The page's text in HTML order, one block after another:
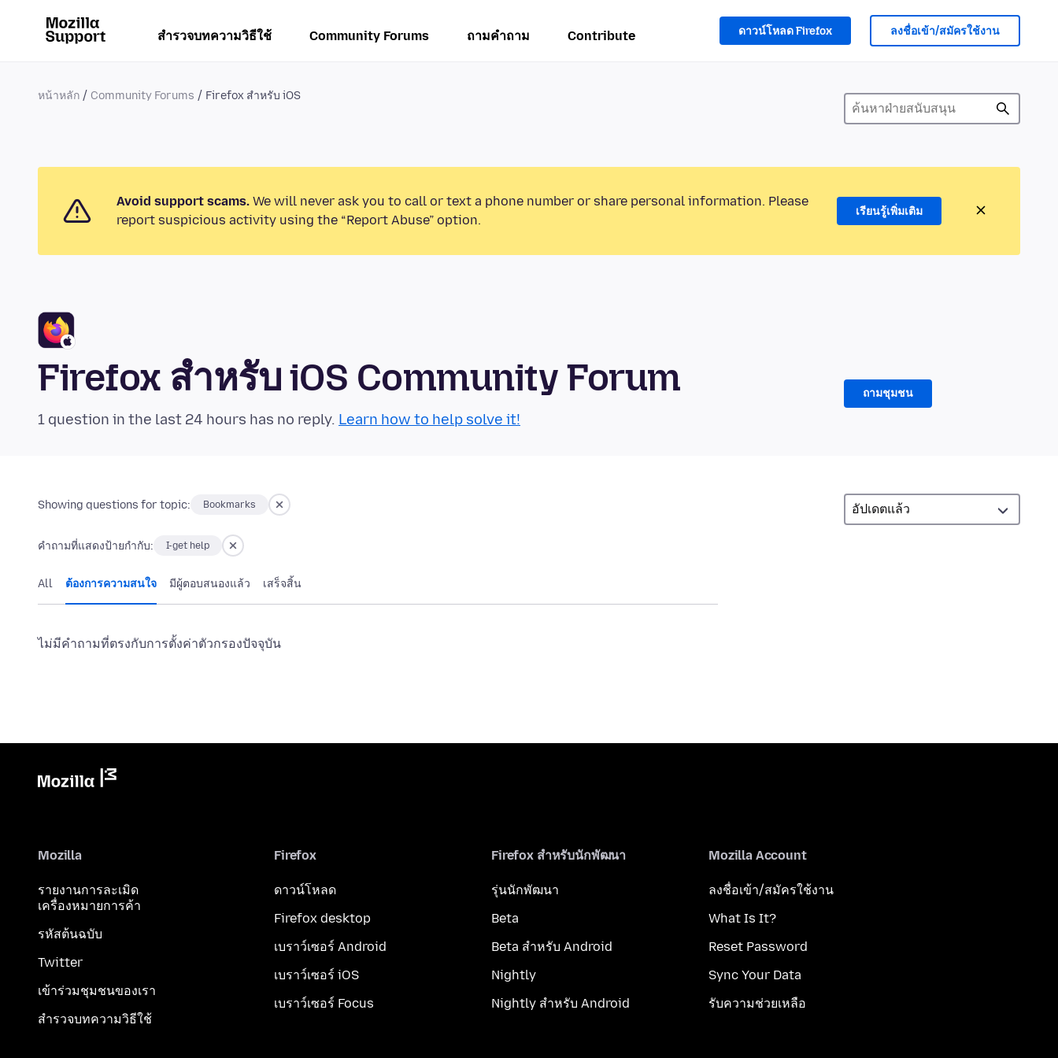
สำรวจบทความวิธีใช้ Community Forums ถามคำถาม Contribute ดาวน์โหลด Firefox ลงชื่อเข้า/สมัครใช้งาน
หน้าหลัก Community Forums Firefox สำหรับ iOS
Avoid support scams. We will never ask you to call or text a phone number or share personal information. Please
report suspicious activity using the “Report Abuse” option.
เรียนรู้เพิ่มเติม
Firefox สำหรับ iOS Community Forum
1 question in the last 24 hours has no reply. Learn how to help solve it!
ถามชุมชน
Showing questions for topic: Bookmarks
คำถามที่แสดงป้ายกำกับ: I-get help
All ต้องการความสนใจ มีผู้ตอบสนองแล้ว เสร็จสิ้น
ไม่มีคำถามที่ตรงกับการตั้งค่าตัวกรองปัจจุบัน
Mozilla
รายงานการละเมิด
เครื่องหมายการค้า
รหัสต้นฉบับ
Twitter
เข้าร่วมชุมชนของเรา
สำรวจบทความวิธีใช้
Firefox
ดาวน์โหลด
Firefox desktop
เบราว์เซอร์ Android
เบราว์เซอร์ iOS
เบราว์เซอร์ Focus
Firefox สำหรับนักพัฒนา
รุ่นนักพัฒนา
Beta
Beta สำหรับ Android
Nightly
Nightly สำหรับ Android
Mozilla Account
ลงชื่อเข้า/สมัครใช้งาน
What Is It?
Reset Password
Sync Your Data
รับความช่วยเหลือ